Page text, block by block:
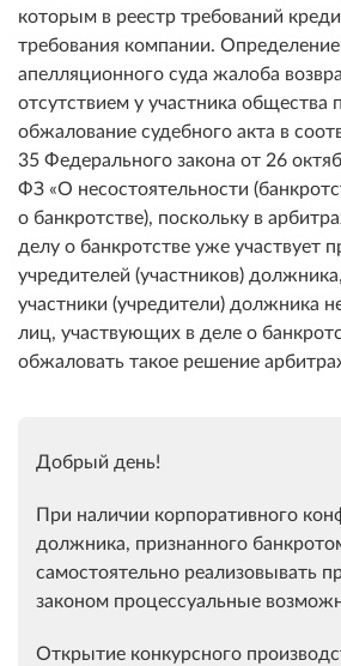
которым в реестр требований
требования компании.
апелляционного суда жалоба
отсутствием у участника общества
обжалование судебного акта в
35 Федерального закона от 26
ФЗ «О несостоятельности
о банкротстве), поскольку в
делу о банкротстве уже участвует
учредителей (участников)
участники (учредители) должника
лиц, участвующих в деле о
обжаловать такое решение
Добрый день!
При наличии корпоративного
должника, признанного
самостоятельно реализовывать
законом процессуальные
Открытие конкурсного